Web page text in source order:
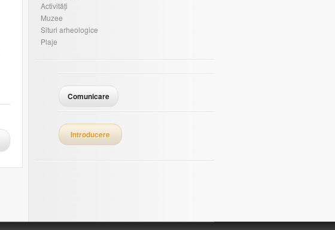
Activități
Muzee
Situri arheologice
Plaje
Comunicare
Introducere